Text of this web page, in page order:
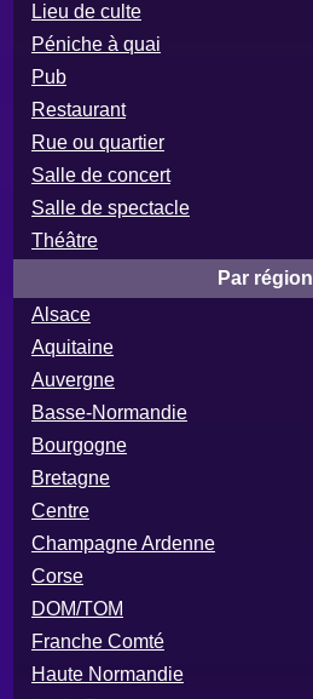
Lieu de culte
Péniche à quai
Pub
Restaurant
Rue ou quartier
Salle de concert
Salle de spectacle
Théâtre
Par région
Alsace
Aquitaine
Auvergne
Basse-Normandie
Bourgogne
Bretagne
Centre
Champagne Ardenne
Corse
DOM/TOM
Franche Comté
Haute Normandie